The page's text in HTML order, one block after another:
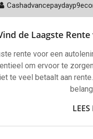
de Laagste
rente voor een
om ervoor te
te veel betaalt aan
LEES